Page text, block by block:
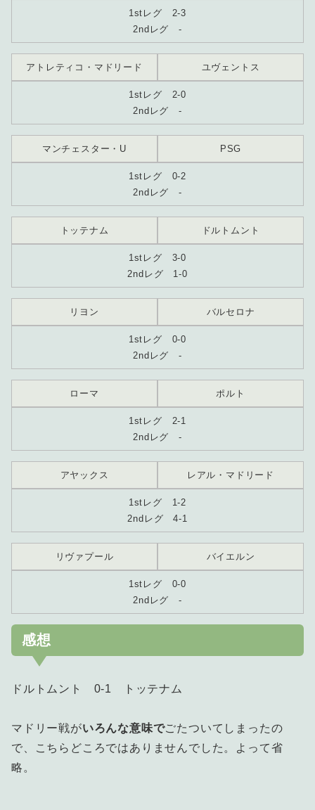
1stレグ 2-3
2ndレグ -
アトレティコ・マドリード ユヴェントス
1stレグ 2-0
2ndレグ -
マンチェスター・U PSG
1stレグ 0-2
2ndレグ -
トッテナム ドルトムント
1stレグ 3-0
2ndレグ 1-0
リヨン バルセロナ
1stレグ 0-0
2ndレグ -
ローマ ポルト
1stレグ 2-1
2ndレグ -
アヤックス レアル・マドリード
1stレグ 1-2
2ndレグ 4-1
リヴァプール バイエルン
1stレグ 0-0
2ndレグ -
感想
ドルトムント 0-1 トッテナム
マドリー戦がいろんな意味でごたついてしまったの
で、こちらどころではありませんでした。よって省
略。